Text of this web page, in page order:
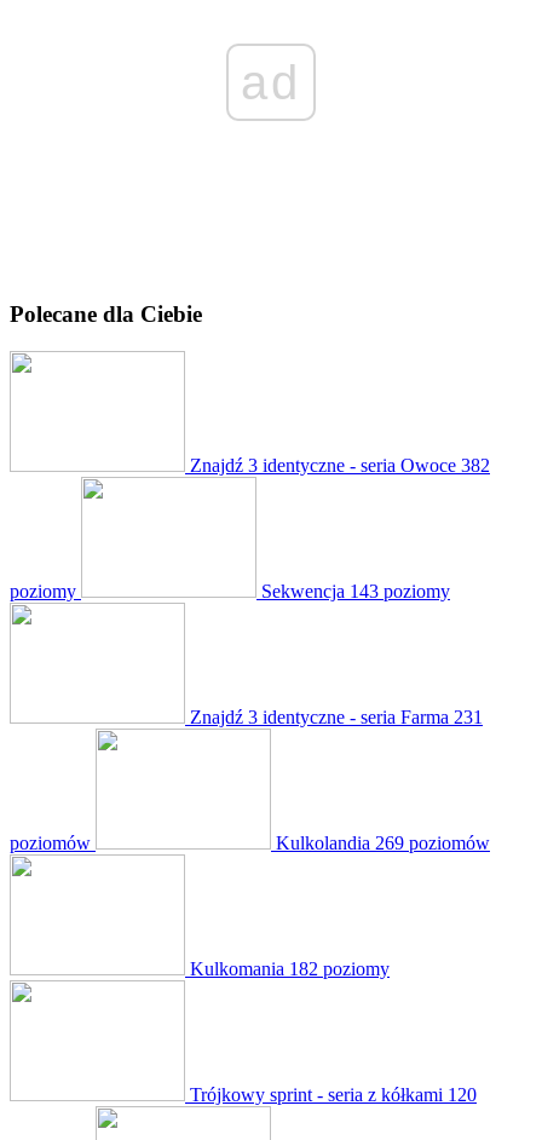
ad
Polecane dla Ciebie
Znajdź 3 identyczne - seria Owoce 382
poziomy Sekwencja 143 poziomy
Znajdź 3 identyczne - seria Farma 231
poziomów Kulkolandia 269 poziomów
Kulkomania 182 poziomy
Trójkowy sprint - seria z kółkami 120